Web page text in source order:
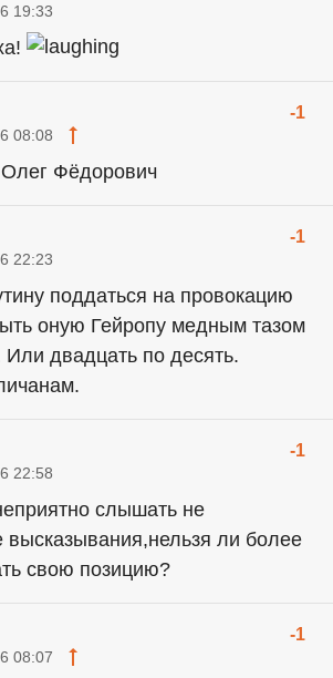
19:33
-1
08:08
Фёдорович
-1
22:23
поддаться на провокацию
оную Гейропу медным тазом
Или двадцать по десять.
-1
22:58
слышать не
ли более
свою позицию?
-1
08:07